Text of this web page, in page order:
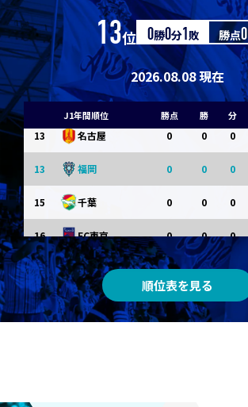
13位 0勝0分1敗 勝点0
2026.08.08 現在
J1年間順位 勝点 勝 分
9 横浜FM 0 0
11 水戸 0 0
11 岡山 0 0 0
13 名古屋 0 0 0
13 福岡 0 0 0
15 千葉 0 0 0
16 FC東京 0 0 0
東京Ｖ 0 0 0
川崎Ｆ 0 0 0
順位表を見る